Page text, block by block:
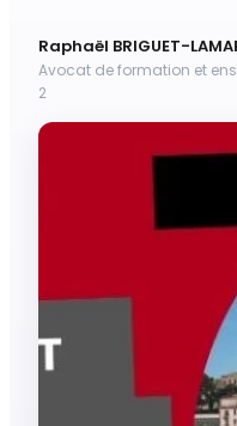
Raphaël BRIGUET-
Avocat de formation et
2